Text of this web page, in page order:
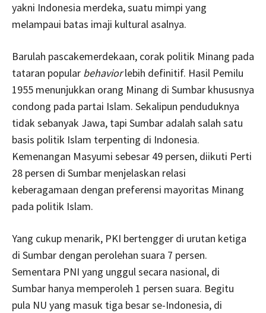
yakni Indonesia merdeka, suatu mimpi yang
melampaui batas imaji kultural asalnya.
Barulah pascakemerdekaan, corak politik Minang pada
tataran popular behaviorlebih definitif. Hasil Pemilu
1955 menunjukkan orang Minang di Sumbar khususnya
condong pada partai Islam. Sekalipun penduduknya
tidak sebanyak Jawa, tapi Sumbar adalah salah satu
basis politik Islam terpenting di Indonesia.
Kemenangan Masyumi sebesar 49 persen, diikuti Perti
28 persen di Sumbar menjelaskan relasi
keberagamaan dengan preferensi mayoritas Minang
pada politik Islam.
Yang cukup menarik, PKI bertengger di urutan ketiga
di Sumbar dengan perolehan suara 7 persen.
Sementara PNI yang unggul secara nasional, di
Sumbar hanya memperoleh 1 persen suara. Begitu
pula NU yang masuk tiga besar se-Indonesia, di